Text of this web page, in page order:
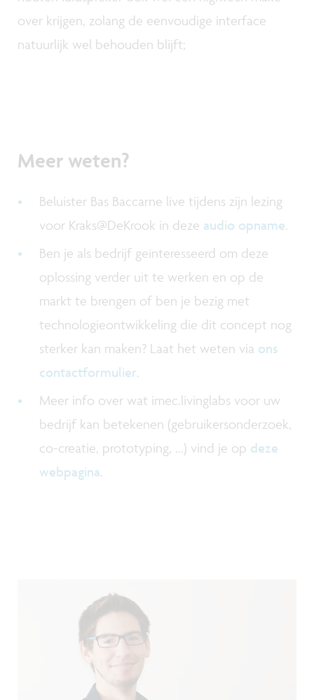
over krijgen, zolang de eenvoudige interface
natuurlijk wel behouden blijft;
Meer weten?
Beluister Bas Baccarne live tijdens zijn lezing
voor Kraks@DeKrook in deze audio opname.
Ben je als bedrijf geïnteresseerd om deze
oplossing verder uit te werken en op de
markt te brengen of ben je bezig met
technologieontwikkeling die dit concept nog
sterker kan maken? Laat het weten via ons
contactformulier.
Meer info over wat imec.livinglabs voor uw
bedrijf kan betekenen (gebruikersonderzoek,
co-creatie, prototyping, ...) vind je op deze
webpagina.